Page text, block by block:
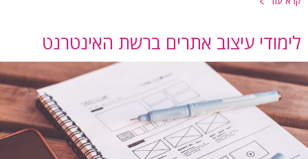
לימודי עיצוב אתרים ברשת האינטרנט